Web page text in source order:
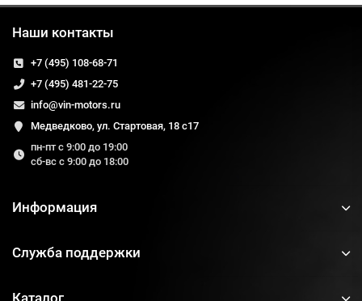
Наши контакты
+7 (495) 108-68-71
+7 (495) 481-22-75
info@vin-motors.ru
Медведково, ул. Стартовая, 18 с17
пн-пт с 9:00 до 19:00
сб-вс с 9:00 до 18:00
Информация
Служба поддержки
Каталог